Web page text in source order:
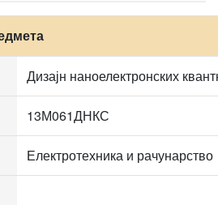
Дизајн наноелектронских
13М061ДНКС
Електротехника и рачунарство